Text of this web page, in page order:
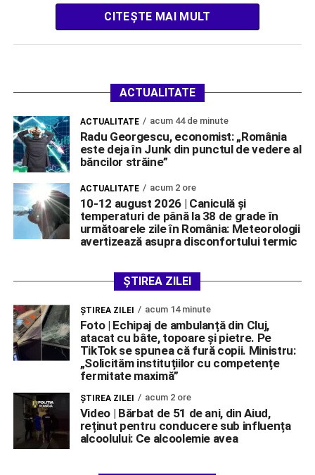
impecabil la Săliștea. Sportivii […]
CITEȘTE MAI MULT
ACTUALITATE
ACTUALITATE acum 44 de minute
Radu Georgescu, economist: „România
este deja în Junk din punctul de vedere al
băncilor străine”
ACTUALITATE acum 2 ore
10-12 august 2026 | Caniculă și
temperaturi de până la 38 de grade în
următoarele zile în România: Meteorologii
avertizează asupra disconfortului termic
ȘTIREA ZILEI
ŞTIREA ZILEI acum 14 minute
Foto | Echipaj de ambulanță din Cluj,
atacat cu bâte, topoare și pietre. Pe
TikTok se spunea că fură copii. Ministru:
„Solicităm instituțiilor cu competențe
fermitate maximă”
ŞTIREA ZILEI acum 2 ore
Video | Bărbat de 51 de ani, din Aiud,
reținut pentru conducere sub influența
alcoolului: Ce alcoolemie avea